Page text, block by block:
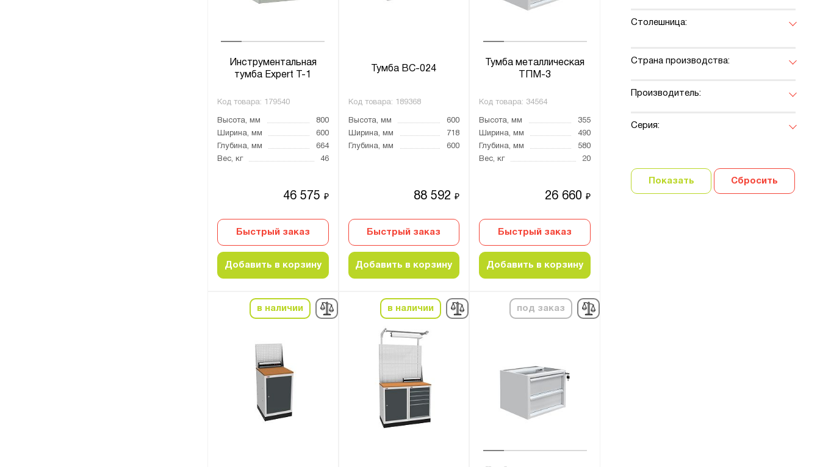
Инструментальная
тумба Expert T-1
Код товара: 179540
Высота, мм
800
Ширина, мм
600
Глубина, мм
664
Вес, кг
46
46 575 ₽
Быстрый заказ
Добавить в корзину
Тумба ВС-024
Код товара: 189368
Высота, мм
600
Ширина, мм
718
Глубина, мм
600
88 592₽
Быстрый заказ
Добавить в корзину
Тумба металлическая
ТПМ-3
Код товара: 34564
Высота, мм
355
Ширина, мм
490
Глубина, мм
580
Вес, кг
20
26 660 ₽
Быстрый заказ
Добавить в корзину
в наличии в наличии под заказ
Столешница:
Страна производства:
Производитель:
Серия:
Показать Сбросить